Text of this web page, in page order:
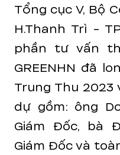
Tổng cục V, Bộ
H.Thanh Trì -
phần tư vấn
GREENHN đã
Trung Thu
dự gồm: ông
Giám Đốc, bà
Giám Đốc và